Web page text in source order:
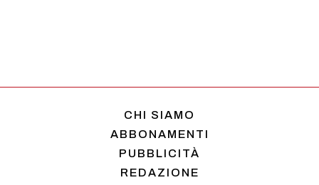
CHI SIAMO
ABBONAMENTI
PUBBLICITÀ
REDAZIONE